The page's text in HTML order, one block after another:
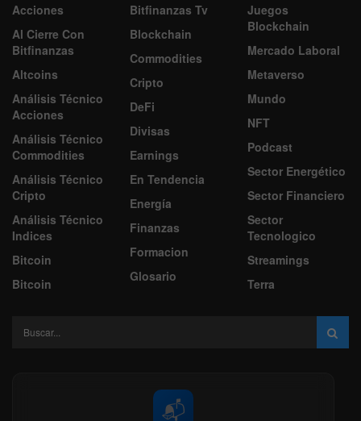
Acciones
Al Cierre Con
Bitfinanzas
Altcoins
Análisis Técnico
Acciones
Análisis Técnico
Commodities
Análisis Técnico
Cripto
Análisis Técnico
Indices
Bitcoin
Bitcoin
Bitfinanzas Tv
Blockchain
Commodities
Cripto
DeFi
Divisas
Earnings
En Tendencia
Energía
Finanzas
Formacion
Glosario
Juegos
Blockchain
Mercado Laboral
Metaverso
Mundo
NFT
Podcast
Sector Energético
Sector Financiero
Sector
Tecnologico
Streamings
Terra
📬